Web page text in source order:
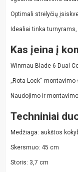
Optimali strėlyčių
Idealiai tinka
Kas įeina į
Winmau Blade 6 Dual
„Rota-Lock“
Naudojimo ir
Techniniai
Medžiaga: aukštos
Skersmuo: 45 cm
Storis: 3,7 cm